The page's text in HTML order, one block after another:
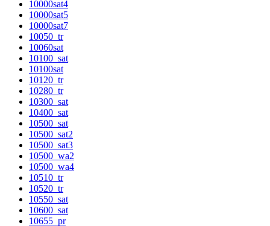
10000sat4
10000sat5
10000sat7
10050_tr
10060sat
10100_sat
10100sat
10120_tr
10280_tr
10300_sat
10400_sat
10500_sat
10500_sat2
10500_sat3
10500_wa2
10500_wa4
10510_tr
10520_tr
10550_sat
10600_sat
10655_pr